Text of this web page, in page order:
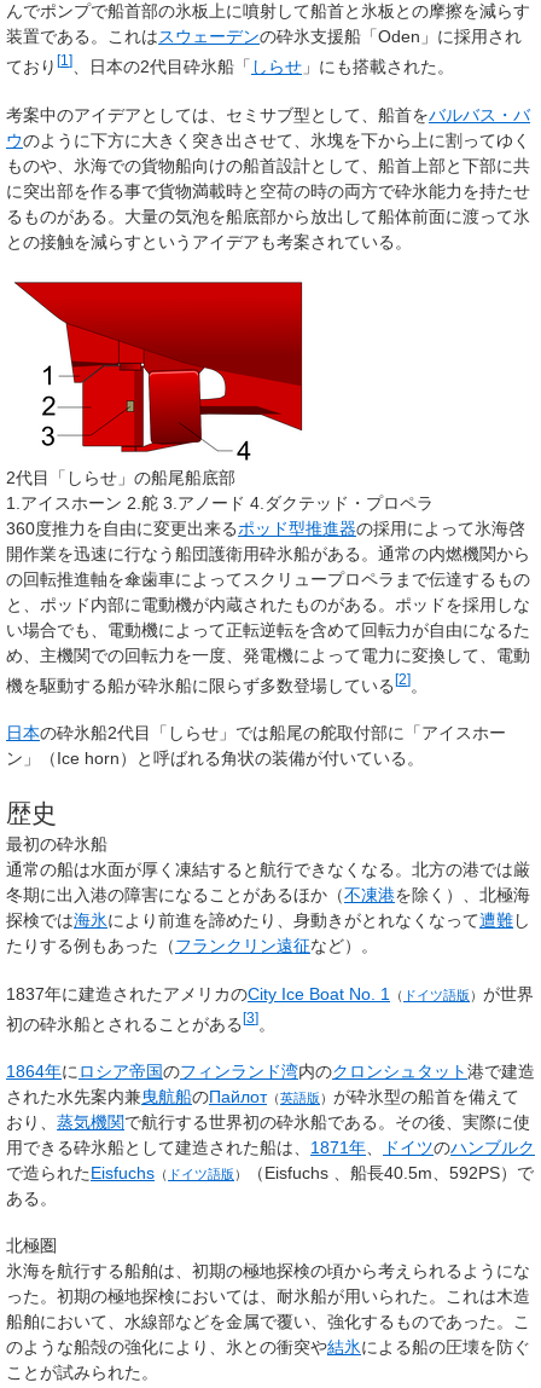
んでポンプで船首部の氷板上に噴射して船首と氷板との摩擦を減らす
装置である。これはスウェーデンの砕氷支援船「Oden」に採用され
ており [1 ] 、日本の2代目砕氷船「 しらせ 」にも搭載された。
考案中のアイデアとしては、セミサブ型として、船首をバルバス・バ
ウのように下方に大きく突き出させて、氷塊を下から上に割ってゆく
ものや、氷海での貨物船向けの船首設計として、船首上部と下部に共
に突出部を作る事で貨物満載時と空荷の時の両方で砕氷能力を持たせ
るものがある。大量の気泡を船底部から放出して船体前面に渡って氷
との接触を減らすというアイデアも考案されている。
2代目「しらせ」の船尾船底部
1. アイスホーン 2.舵 3.アノード 4.ダクテッド・プロペラ
360度推力を自由に変更出来るポッド型推進器の採用によって氷海啓
開作業を迅速に行なう船団護衛用砕氷船がある。通常の内燃機関から
の回転推進軸を傘歯車によってスクリュープロペラまで伝達するもの
と、ポッド内部に電動機が内蔵されたものがある。ポッドを採用しな
い場合でも、電動機によって正転逆転を含めて回転力が自由になるた
め、主機関での回転力を一度、発電機によって電力に変換して、電動
機を駆動する船が砕氷船に限らず多数登場している [2] 。
日本の砕氷船2代目「しらせ」では船尾の舵取付部に「アイスホー
ン」（Ice horn）と呼ばれる角状の装備が付いている。
歴史
最初の砕氷船
通常の船は水面が厚く凍結すると航行できなくなる。北方の港では厳
冬期に出入港の障害になることがあるほか（不凍港を除く）、北極海
探検では海氷により前進を諦めたり、身動きがとれなくなって遭難し
たりする例もあった（フランクリン遠征など）。
1837年に建造されたアメリカのCity Ice Boat No. 1 （ ドイツ語版 ） が世界
初の砕氷船とされることがある[3]。
1864年に ロシア帝国のフィンランド湾内のクロンシュタット港で建造
された水先案内兼曳航船のПайлот（英語版 ） が砕氷型の船首を備えて
おり、 蒸気機関で航行する世界初の砕氷船である。その後、実際に使
用できる砕氷船として建造された船は、 1871年 ドイツのハンブルク
で造られたEisfuchs （ ドイツ語版 ） （Eisfuchs
、船長40.5m、592PS）で
ある。
北極圏
氷海を航行する船舶は、初期の極地探検の頃から考えられるようにな
った。初期の極地探検においては、耐氷船が用いられた。これは木造
船舶において、水線部などを金属で覆い、強化するものであった。こ
のような船殻の強化により、氷との衝突や結氷による船の圧壊を防ぐ
ことが試みられた。